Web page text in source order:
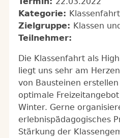
Kategorie: Klassenfahrt
Zielgruppe: Klassen
Teilnehmer:
Die Klassenfahrt als
liegt uns sehr am
von Bausteinen
optimale
Winter. Gerne
erlebnispädagogisches
Stärkung der